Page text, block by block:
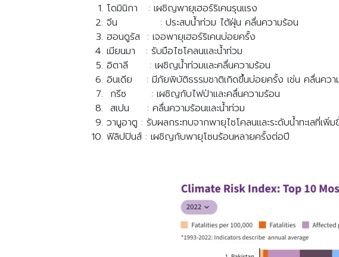
โดมินิกา : เผชิญพายุเฮอร์ริเคนรุนแรง
จีน : ประสบน้ำท่วม ไต้ฝุ่น คลื่นความร้อน
ฮอนดูรัส : เจอพายุเฮอร์ริเคนบ่อยครั้ง
เมียนมา : รับมือไซโคลนและน้ำท่วม
อิตาลี : เผชิญน้ำท่วมและคลื่นความร้อน
อินเดีย : มีภัยพิบัติธรรมชาติเกิดขึ้นบ่อยครั้ง เช่น คลื่นควา
กรีซ : เผชิญกับไฟป่าและคลื่นความร้อน
สเปน : คลื่นความร้อนและน้ำท่วม
วานูอาตู : รับผลกระทบจากพายุไซโคลนและระดับน้ำทะเลที่เพิ่ม
ฟิลิปปินส์ : เผชิญกับพายุโซนร้อนหลายครั้งต่อปี